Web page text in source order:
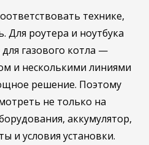
технике,
Для роутера и ноутбука
газового котла —
и несколькими линиями
решение. Поэтому
не только на
аккумулятор,
и условия установки.